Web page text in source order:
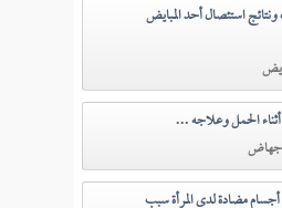
استئصال أحد المبايض
الحمل وعلاجه ...
مضادة لدى المرأة سبب